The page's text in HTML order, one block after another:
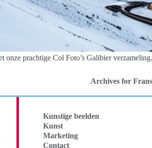
onze prachtige Col Foto’s Galibier
Archives for
Kunstige beelden
Kunst
Marketing
Contact